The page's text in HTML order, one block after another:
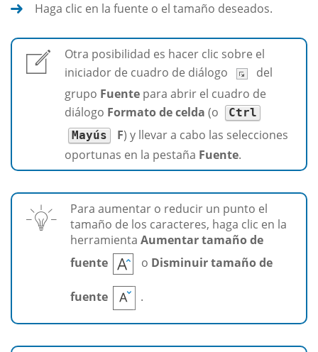
Haga clic en la fuente o el tamaño deseados.
Otra posibilidad es hacer clic sobre el
iniciador de cuadro de diálogo
del
grupo Fuente para abrir el cuadro de
diálogo Formato de celda (o
Ctrl
Mayús
F) y llevar a cabo las selecciones
oportunas en la pestaña Fuente.
Para aumentar o reducir un punto el
tamaño de los caracteres, haga clic en la
herramienta Aumentar tamaño de
fuente
o Disminuir tamaño de
fuente .